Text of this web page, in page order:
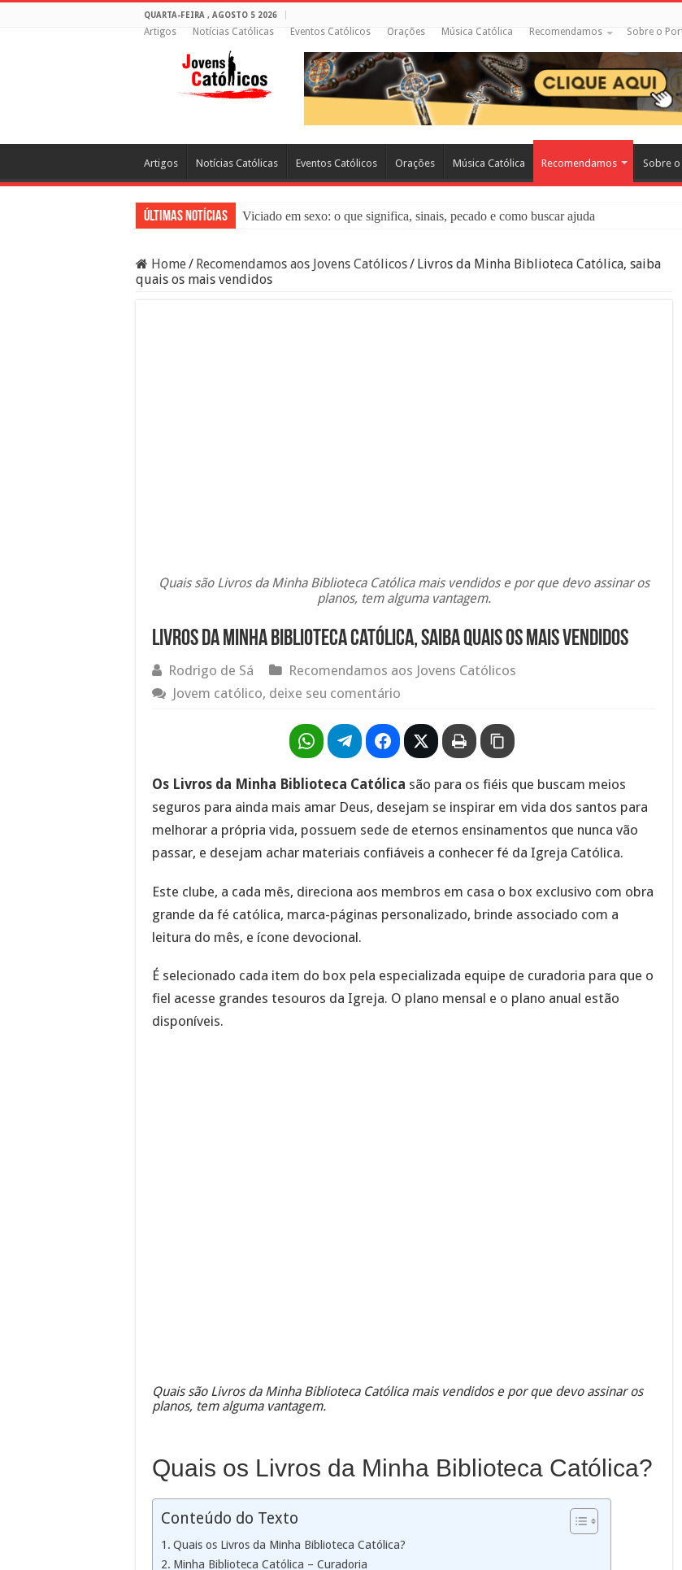
QUARTA-FEIRA , AGOSTO 5 2026
Artigos Notícias Católicas Eventos Católicos Orações Música Católica Recomendamos Sobre o
Artigos Notícias Católicas Eventos Católicos Orações Música Católica Recomendamos Sobre o
Últimas Notícias
Viciado em sexo: o que significa, sinais, pecado e como buscar ajuda
Filme Sagrado Coração – Seu Reino Não Terá Fim: O Documentário Que Vai Tocar
Home/ Recomendamos aos Jovens Católicos/ Livros da Minha Biblioteca Católica, saiba
quais os mais vendidos
Quais são Livros da Minha Biblioteca Católica mais vendidos e por que devo assinar os
planos, tem alguma vantagem.
Livros da Minha Biblioteca Católica, saiba quais os mais vendidos
Rodrigo de Sá
Recomendamos aos Jovens Católicos
Jovem católico, deixe seu comentário
Os Livros da Minha Biblioteca Católica são para os fiéis que buscam meios
seguros para ainda mais amar Deus, desejam se inspirar em vida dos santos para
melhorar a própria vida, possuem sede de eternos ensinamentos que nunca vão
passar, e desejam achar materiais confiáveis a conhecer fé da Igreja Católica.
Este clube, a cada mês, direciona aos membros em casa o box exclusivo com obra
grande da fé católica, marca-páginas personalizado, brinde associado com a
leitura do mês, e ícone devocional.
É selecionado cada item do box pela especializada equipe de curadoria para que o
fiel acesse grandes tesouros da Igreja. O plano mensal e o plano anual estão
disponíveis.
Quais são Livros da Minha Biblioteca Católica mais vendidos e por que devo assinar os
planos, tem alguma vantagem.
Quais os Livros da Minha Biblioteca Católica?
Conteúdo do Texto
Quais os Livros da Minha Biblioteca Católica?
Minha Biblioteca Católica – Curadoria